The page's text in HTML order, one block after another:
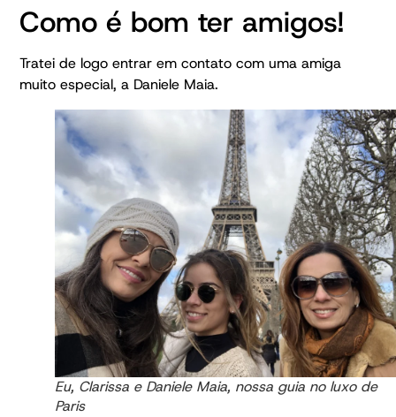
Como é bom ter amigos!
Tratei de logo entrar em contato com uma amiga
muito especial, a Daniele Maia.
Eu, Clarissa e Daniele Maia, nossa guia no luxo de
Paris